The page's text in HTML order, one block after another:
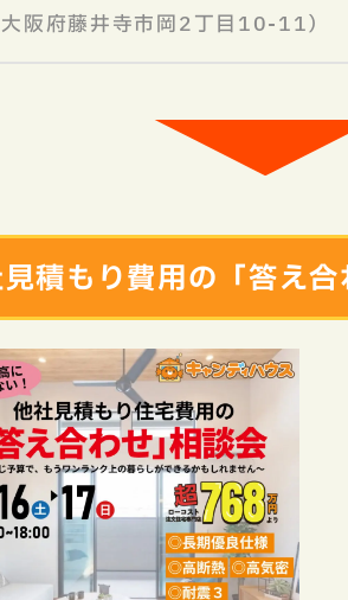
阪府藤井寺市岡2丁目10-11）
積もり費用の「答え